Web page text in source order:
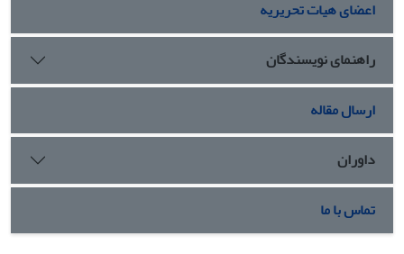
اعضای هیات تحریریه
راهنمای نویسندگان
ارسال مقاله
داوران
تماس با ما